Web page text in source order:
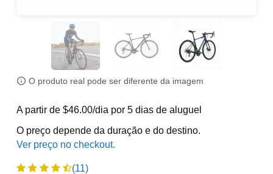
O produto real pode ser diferente da imagem
A partir de $46.00/dia por 5 dias de aluguel
O preço depende da duração e do destino.
(11)